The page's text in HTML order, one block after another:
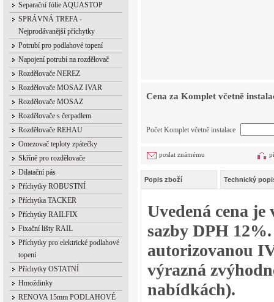
Separační fólie AQUASTOP
SPRÁVNÁ TREFA -
Nejprodávanější příchytky
Potrubí pro podlahové topení
Napojení potrubí na rozdělovač
Rozdělovače NEREZ
Rozdělovače MOSAZ IVAR
Rozdělovače MOSAZ
Rozdělovače s čerpadlem
Rozdělovače REHAU
Omezovač teploty zpátečky
Skříně pro rozdělovače
Dilatační pás
Příchytky ROBUSTNÍ
Příchytka TACKER
Příchytky RAILFIX
Fixační lišty RAIL
Příchytky pro elektrické podlahové
topení
Příchytky OSTATNÍ
Hmoždinky
RENOVA 15mm PODLAHOVÉ
Cena za Komplet včetně
Počet Komplet včetně instalace
poslat známému
Popis zboží Technický
Uvedená cena je
sazby DPH
autorizovanou
výrazná
nabídkách).